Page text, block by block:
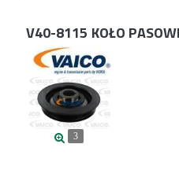
V40-8115 KOŁO
3